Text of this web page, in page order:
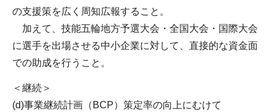
の支援策を広く周知広報すること。
加えて、技能五輪地方予選大会・全国大会・国際大会
に選手を出場させる中小企業に対して、直接的な資金面
での助成を行うこと。
＜継続＞
(d)事業継続計画（BCP）策定率の向上にむけて